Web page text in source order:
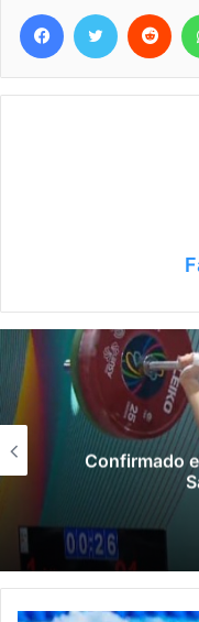
Facebook
Twitter
Confirmado